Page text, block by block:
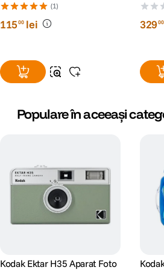
Folosinta Color 35mm ISO
800 27 Expuneri Subacvatic
(1)
11500 lei 32900
Populare în aceeași
Kodak Ektar H35 Aparat Foto